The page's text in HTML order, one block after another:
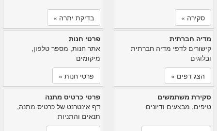
בדיקת יתרה » סקירה »
פרטי חנות
אתר חנות, מספר טלפון,
מיקומים
פרטי חנות »
מדיה חברתית
קישורים לדפי מדיה חברתית
ובלוגים
הצג דפים »
פרטי כרטיס מתנה
דף אינטרנט של כרטיס מתנה,
תנאים והתניות
סקירת משתמשים
טיפים, מבצעים ודיונים